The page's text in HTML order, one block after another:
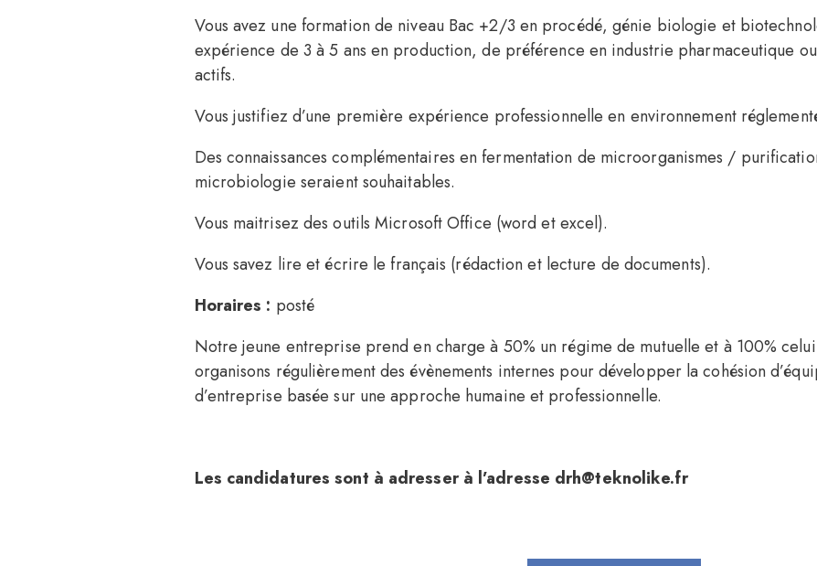
Vous avez une formation de niveau Bac +2/3 en procédé, génie biologie et
expérience de 3 à 5 ans en production, de préférence en industrie pharmaceutique
actifs.
Vous justifiez d’une première expérience professionnelle en environnement
Des connaissances complémentaires en fermentation de microorganismes /
microbiologie seraient souhaitables.
Vous maitrisez des outils Microsoft Office (word et excel).
Vous savez lire et écrire le français (rédaction et lecture de documents).
Horaires : posté
Notre jeune entreprise prend en charge à 50% un régime de mutuelle et à 100%
organisons régulièrement des évènements internes pour développer la cohésion
d’entreprise basée sur une approche humaine et professionnelle.
Les candidatures sont à adresser à l’adresse drh@teknolike.fr